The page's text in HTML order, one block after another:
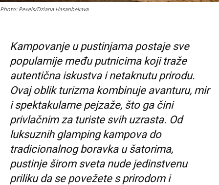
Photo: Pexels/Dziana Hasanbekava
Kampovanje u pustinjama postaje sve
popularnije među putnicima koji traže
autentična iskustva i netaknutu prirodu.
Ovaj oblik turizma kombinuje avanturu, mir
i spektakularne pejzaže, što ga čini
privlačnim za turiste svih uzrasta. Od
luksuznih glamping kampova do
tradicionalnog boravka u šatorima,
pustinje širom sveta nude jedinstvenu
priliku da se povežete s prirodom i